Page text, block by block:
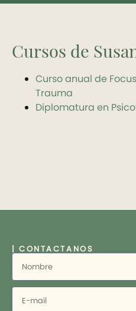
Cursos de
Curso anual de
Trauma
Diplomatura en
| CONTACTANOS